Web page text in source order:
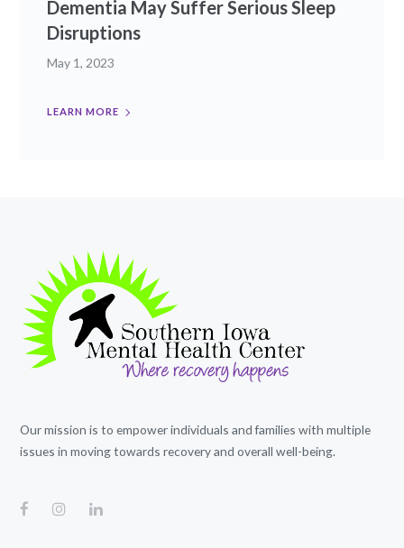
Dementia May Suffer Serious Sleep
Disruptions
May 1, 2023
LEARN MORE
Our mission is to empower individuals and families with multiple
issues in moving towards recovery and overall well-being.